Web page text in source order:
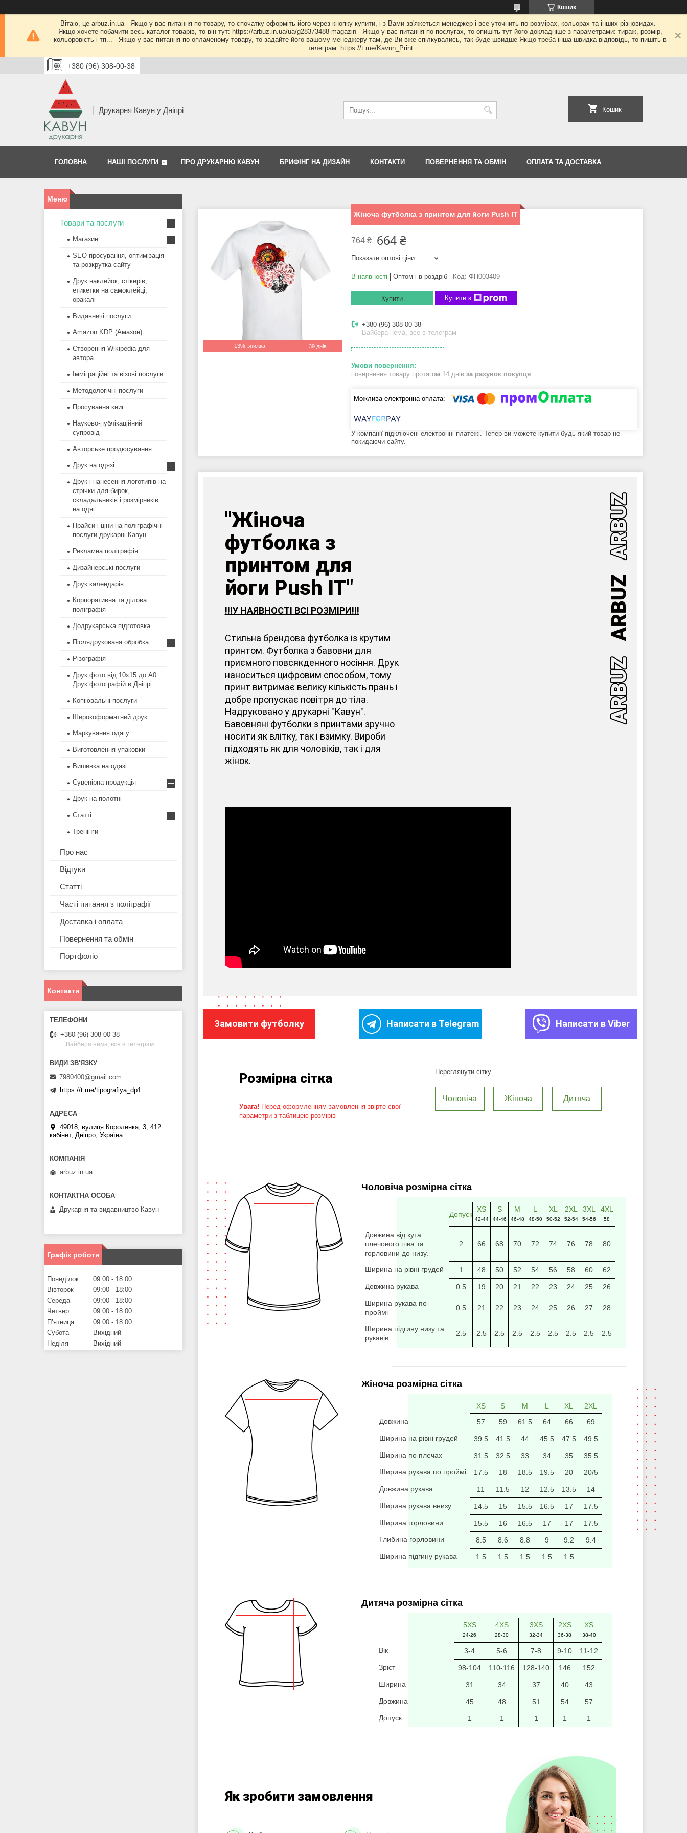
Кошик
Вітаю, це arbuz.in.ua - Якщо у вас питання по товару, то спочатку оформіть його через кнопку купити, і з Вами зв'яжеться менеджер і все уточнить по розмірах, кольорах та інших різновидах. -
Якщо хочете побачити весь каталог товарів, то він тут: https://arbuz.in.ua/ua/g28373488-magazin - Якщо у вас питання по послугах, то опишіть тут його докладніше з параметрами: тираж, розмір,
кольоровість і тп... - Якщо у вас питання по оплаченому товару, то задайте його вашому менеджеру там, де Ви вже спілкувались, так буде швидше Якщо треба інша швидка відповідь, то пишіть в
телеграм: https://t.me/Kavun_Print
+380 (96) 308-00-38
Друкарня Кавун у Дніпрі Кошик
ГОЛОВНА НАШІ ПОСЛУГИ ПРО ДРУКАРНЮ КАВУН БРИФІНГ НА ДИЗАЙН КОНТАКТИ ПОВЕРНЕННЯ ТА ОБМІН ОПЛАТА ТА ДОСТАВКА
–13% 39 днів
Жіноча футболка з принтом для йоги Push IT
764 ₴ 664 ₴
Показати оптові ціни
В наявності Оптом і в роздріб Код: ФП003409
Купити Купити з
+380 (96) 308-00-38
Вайбера нема, все в телеграм
повернення товару протягом 14 днів за рахунок покупця
У компанії підключені електронні платежі. Тепер ви можете купити будь-який товар не
покидаючи сайту.
"Жіноча
футболка з
принтом для
йоги Push IT"
!!!У НАЯВНОСТІ ВСІ РОЗМІРИ!!!
Стильна брендова футболка із крутим
принтом. Футболка з бавовни для
приємного повсякденного носіння. Друк
наноситься цифровим способом, тому
принт витримає велику кількість прань і
добре пропускає повітря до тіла.
Надруковано у друкарні "Кавун".
Бавовняні футболки з принтами зручно
носити як влітку, так і взимку. Вироби
підходять як для чоловіків, так і для
жінок.
Замовити футболку Написати в Telegram Написати в Viber
Розмірна сітка
Увага! Перед оформленням замовлення звірте свої
параметри з таблицею розмірів
Переглянути сітку
Чоловіча Жіноча Дитяча
Чоловіча розмірна сітка
Допуск
XS
42-44
S
44-46
M
46-48
L
48-50
XL
50-52
2XL
52-54
3XL
54-56
4XL
58
Довжина від кута
плечового шва та
горловини до низу.
2 66 68 70 72 74 76 78 80
Ширина на рівні грудей 1 48 50 52 54 56 58 60
62
Довжина рукава
0.5 19 20 21 22 23 24 25
26
Ширина рукава по
проймі
0.5 21 22 23 24 25 26 27 28
Ширина підгину низу та
рукавів
2.5 2.5 2.5 2.5 2.5 2.5 2.5 2.5 2.5
Жіноча розмірна сітка
XS S M L XL
2XL
Довжина
57 59 61.5 64 66
69
Ширина на рівні грудей
39.5 41.5 44 45.5 47.5
49.5
Ширина по плечах
31.5 32.5 33 34 35
35.5
Ширина рукава по проймі
17.5 18 18.5 19.5 20
20/5
Довжина рукава
11 11.5 12 12.5 13.5
14
Ширина рукава внизу
14.5 15 15.5 16.5 17
17.5
Ширина горловини
15.5 16 16.5 17 17
17.5
Глибина горловини
8.5 8.6 8.8 9 9.2
9.4
Ширина підгину рукава
1.5 1.5 1.5 1.5 1.5
Дитяча розмірна сітка
5XS
24-26
4XS
28-30
3XS
32-34
2XS
36-38
XS
38-40
Вік 3-4 5-6 7-8 9-10
11-12
Зріст
98-104 110-116 128-140 146
152
Ширина
31 34 37 40
43
Довжина
45 48 51 54
57
Допуск
1 1 1 1 1
Як зробити замовлення
Товари та послуги
Магазин
SEO просування, оптимізація
та розкрутка сайту
Друк наклейок, стікерів,
етикетки на самоклейці,
оракалі
Видавничі послуги
Amazon KDP (Амазон)
Створення Wikipedia для
автора
Імміграційні та візові послуги
Методологічні послуги
Просування книг
Науково-публікаційний
супровід
Авторське продюсування
Друк на одязі
Друк і нанесення логотипів на
стрічки для бирок,
складальників і розмірників
на одяг
Прайси і ціни на поліграфічні
послуги друкарні Кавун
Рекламна поліграфія
Дизайнерські послуги
Друк календарів
Корпоративна та ділова
поліграфія
Додрукарська підготовка
Післядрукована обробка
Різографія
Друк фото від 10х15 до А0.
Друк фотографій в Дніпрі
Копіювальні послуги
Широкоформатний друк
Маркування одягу
Виготовлення упаковки
Вишивка на одязі
Сувенірна продукція
Друк на полотні
Статті
Тренінги
Про нас
Відгуки
Статті
Часті питання з поліграфії
Доставка і оплата
Повернення та обмін
Портфоліо
Контакти
+380 (96) 308-00-38
Вайбера нема, все в телеграм
7980400@gmail.com
https://t.me/tipografiya_dp1
49018, вулиця Короленка, 3, 412
кабінет, Дніпро, Україна
arbuz.in.ua
Друкарня та видавництво Кавун
Графік роботи
Понеділок 09:00
18:00
Вівторок
09:00
18:00
Середа
09:00
18:00
Четвер
09:00
18:00
Пʼятниця
09:00
18:00
Субота
Вихідний
Неділя
Вихідний